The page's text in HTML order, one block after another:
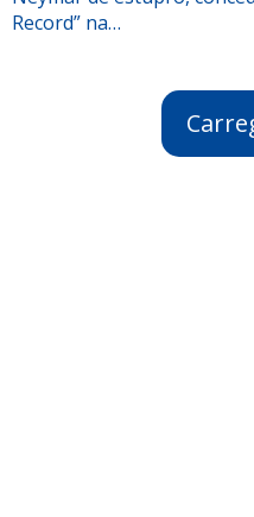
Record” na…